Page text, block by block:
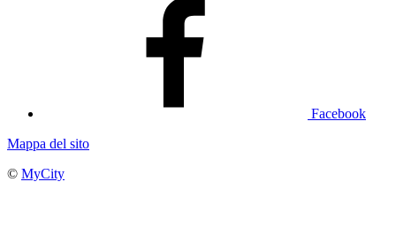
Facebook
Mappa del sito
© MyCity